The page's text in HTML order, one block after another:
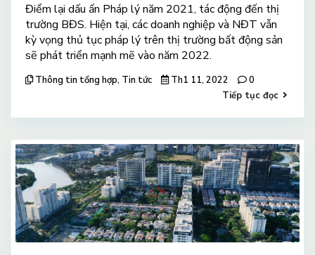
Điểm lại dấu ấn Pháp lý năm 2021, tác động đến thị
trường BĐS. Hiện tại, các doanh nghiệp và NĐT vẫn
kỳ vọng thủ tục pháp lý trên thị trường bất động sản
sẽ phát triển mạnh mẽ vào năm 2022.
Thông tin tổng hợp, Tin tức Th1 11, 2022
0
Tiếp tục đọc